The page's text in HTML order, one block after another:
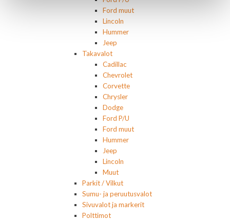
Ford muut
Lincoln
Hummer
Jeep
Takavalot
Cadillac
Chevrolet
Corvette
Chrysler
Dodge
Ford P/U
Ford muut
Hummer
Jeep
Lincoln
Muut
Parkit / Vilkut
Sumu- ja peruutusvalot
Sivuvalot ja markerit
Polttimot